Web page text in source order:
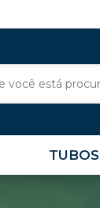
TUBOS